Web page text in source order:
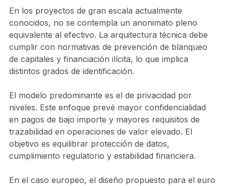
En los proyectos de gran escala actualmente
conocidos, no se contempla un anonimato pleno
equivalente al efectivo. La arquitectura técnica debe
cumplir con normativas de prevención de blanqueo
de capitales y financiación ilícita, lo que implica
distintos grados de identificación.
El modelo predominante es el de privacidad por
niveles. Este enfoque prevé mayor confidencialidad
en pagos de bajo importe y mayores requisitos de
trazabilidad en operaciones de valor elevado. El
objetivo es equilibrar protección de datos,
cumplimiento regulatorio y estabilidad financiera.
En el caso europeo, el diseño propuesto para el euro